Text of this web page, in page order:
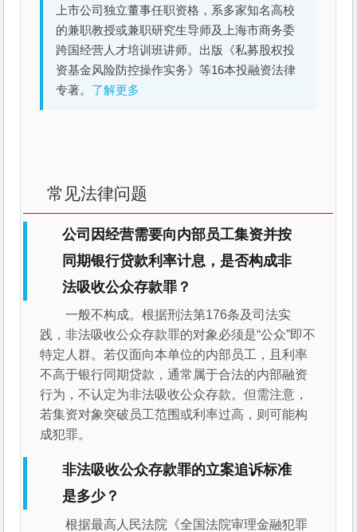
上市公司独立董事任职资格，系多家知名高校
的兼职教授或兼职研究生导师及上海市商务委
跨国经营人才培训班讲师。出版《私募股权投
资基金风险防控操作实务》等16本投融资法律
专著。 了解更多
常见法律问题
公司因经营需要向内部员工集资并按
同期银行贷款利率计息，是否构成非
法吸收公众存款罪？
一般不构成。根据刑法第176条及司法实
践，非法吸收公众存款罪的对象必须是“公众”即不
特定人群。若仅面向本单位的内部员工，且利率
不高于银行同期贷款，通常属于合法的内部融资
行为，不认定为非法吸收公众存款。但需注意，
若集资对象突破员工范围或利率过高，则可能构
成犯罪。
非法吸收公众存款罪的立案追诉标准
是多少？
根据最高人民法院《全国法院审理金融犯罪